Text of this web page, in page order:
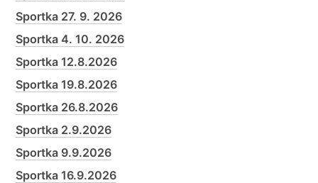
Sportka 27. 9. 2026
Sportka 4. 10. 2026
Sportka 12.8.2026
Sportka 19.8.2026
Sportka 26.8.2026
Sportka 2.9.2026
Sportka 9.9.2026
Sportka 16.9.2026